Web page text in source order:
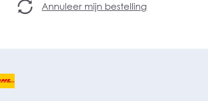
Annuleer mijn bestelling